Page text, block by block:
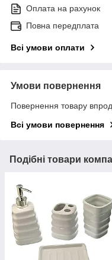
Оплата на рахунок
Повна передплата
Всі умови оплати
Умови повернення
Повернення товару
Всі умови повернення
Подібні товари